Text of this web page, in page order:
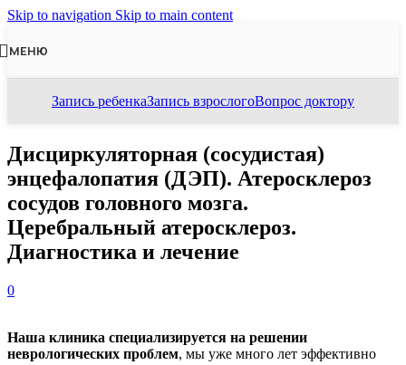
Skip to navigation Skip to main content
МЕНЮ
Запись ребенкаЗапись взрослогоВопрос доктору
Дисциркуляторная (сосудистая)
энцефалопатия (ДЭП). Атеросклероз
сосудов головного мозга.
Церебральный атеросклероз.
Диагностика и лечение
0
Наша клиника специализируется на решении
неврологических проблем, мы уже много лет эффективно